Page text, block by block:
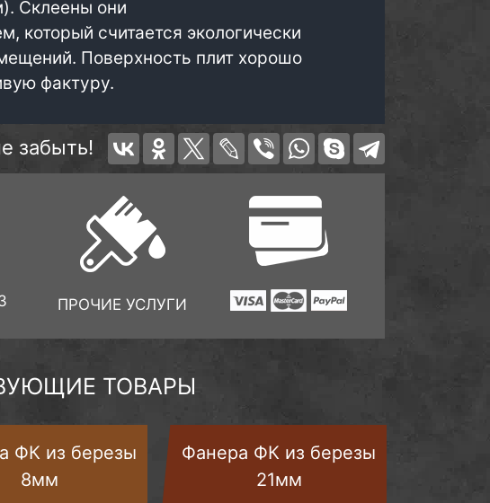
Склеены они
который считается экологически
Поверхность плит хорошо
фактуру.
забыть!
ПРОЧИЕ УСЛУГИ
ТОВАРЫ
ФК из березы
8мм
Фанера ФК из березы
21мм